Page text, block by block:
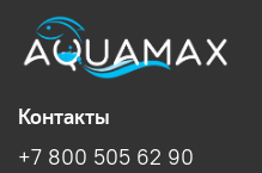
Контакты
+7 800 505 62 90